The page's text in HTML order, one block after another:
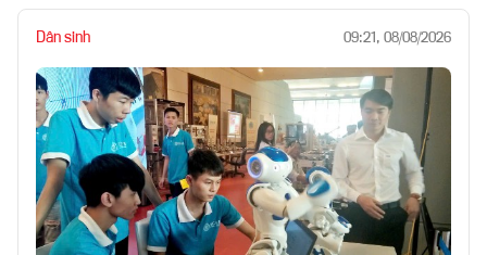
Dân sinh 09:21, 08/08/2026